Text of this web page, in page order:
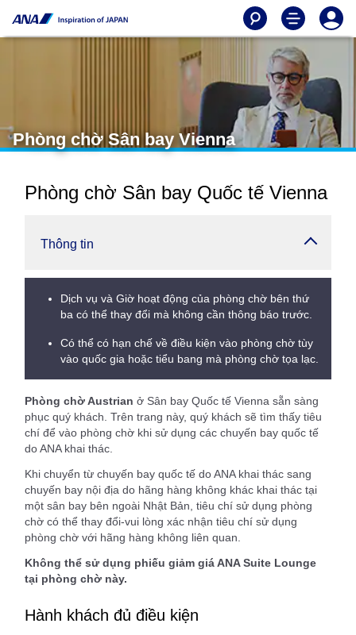
Phòng chờ Sân bay Vienna
Phòng chờ Sân bay Quốc tế Vienna
Thông tin
Dịch vụ và Giờ hoạt động của phòng chờ bên thứ
ba có thể thay đổi mà không cần thông báo trước.
Có thể có hạn chế về điều kiện vào phòng chờ tùy
vào quốc gia hoặc tiểu bang mà phòng chờ tọa lạc.
Phòng chờ Austrian ở Sân bay Quốc tế Vienna sẵn sàng
phục quý khách. Trên trang này, quý khách sẽ tìm thấy tiêu
chí để vào phòng chờ khi sử dụng các chuyến bay quốc tế
do ANA khai thác.
Khi chuyển từ chuyến bay quốc tế do ANA khai thác sang
chuyến bay nội địa do hãng hàng không khác khai thác tại
một sân bay bên ngoài Nhật Bản, tiêu chí sử dụng phòng
chờ có thể thay đổi-vui lòng xác nhận tiêu chí sử dụng
phòng chờ với hãng hàng không liên quan.
Không thể sử dụng phiếu giảm giá ANA Suite Lounge
tại phòng chờ này.
Hành khách đủ điều kiện